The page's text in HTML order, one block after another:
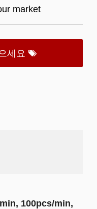
market
세요
100pcs/min,